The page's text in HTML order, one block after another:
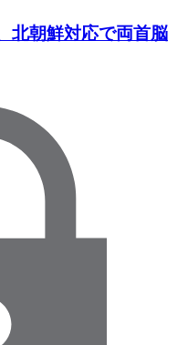
北朝鮮対応で両首脳